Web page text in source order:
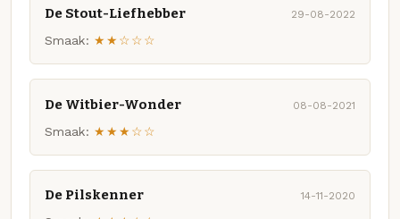
De Stout-Liefhebber 29-08-2022
Smaak: ★★☆☆☆
De Witbier-Wonder 08-08-2021
Smaak: ★★★☆☆
De Pilskenner 14-11-2020